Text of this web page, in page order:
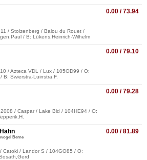
0.00 / 73.94
/ Stolzenberg / Balou du Rouet /
/ B: Lükens,Heinrich-Wilhelm
0.00 / 79.10
/ Azteca VDL / Lux / 105OD99 / O:
B: Swierstra-Luinstra,F.
0.00 / 79.28
/ Caspar / Lake Bid / 104HE94 / O:
0.00 / 81.89
Berne
Catoki / Landor S / 104GO85 / O: